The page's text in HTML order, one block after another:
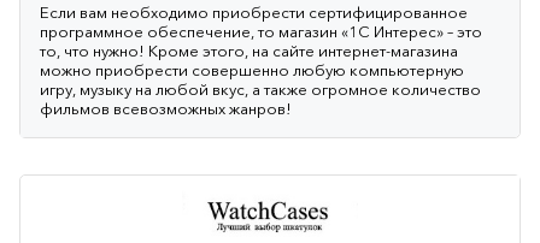
Если вам необходимо приобрести сертифицированное
программное обеспечение, то магазин «1С Интерес» – это
то, что нужно! Кроме этого, на сайте интернет-магазина
можно приобрести совершенно любую компьютерную
игру, музыку на любой вкус, а также огромное количество
фильмов всевозможных жанров!